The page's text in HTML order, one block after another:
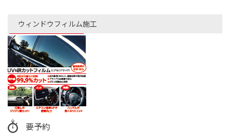
ウィンドウフィルム施工
要予約